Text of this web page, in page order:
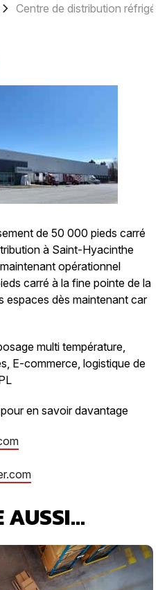
Centre de distribution réfrigéré
de 50 000 pieds carré
à Saint-Hyacinthe
opérationnel
carré à la fine pointe de la
espaces dès maintenant car
multi température,
E-commerce, logistique de
en savoir davantage
AUSSI...